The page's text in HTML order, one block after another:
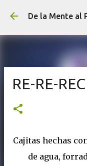
Ir al
De la Mente al
RE-RE-
Cajitas hechas
de agua,